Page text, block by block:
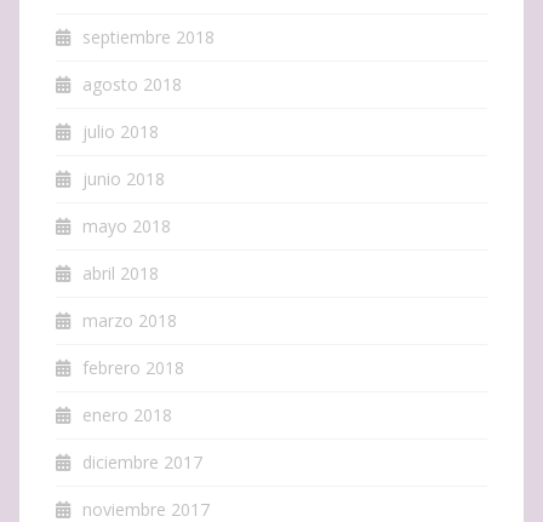
septiembre 2018
agosto 2018
julio 2018
junio 2018
mayo 2018
abril 2018
marzo 2018
febrero 2018
enero 2018
diciembre 2017
noviembre 2017